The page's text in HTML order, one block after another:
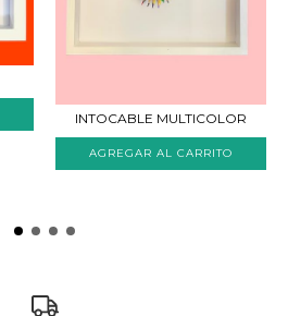
INTOCABLE MULTICOLOR
AGREGAR AL CARRITO